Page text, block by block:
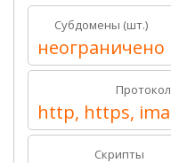
Субдомены (шт.)
неограничено
http, https,
Скрипты